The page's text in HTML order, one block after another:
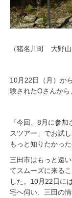
（猪名川町 大野山
10月22日（月）か
験されたOさんから
『今回、8月に参
スツアー」でお試
もっと知りたかっ
三田市はもっと遠
てスムーズに来る
した。10月22日に
宅へ伺い、三田の